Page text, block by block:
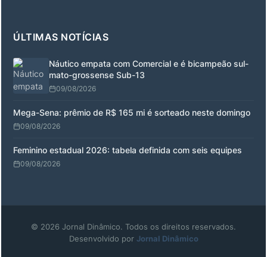
ÚLTIMAS NOTÍCIAS
Náutico empata com Comercial e é bicampeão sul-
mato-grossense Sub-13
09/08/2026
Mega-Sena: prêmio de R$ 165 mi é sorteado neste domingo
09/08/2026
Feminino estadual 2026: tabela definida com seis equipes
09/08/2026
© 2026 Jornal Dinâmico. Todos os direitos reservados.
Desenvolvido por Jornal Dinâmico